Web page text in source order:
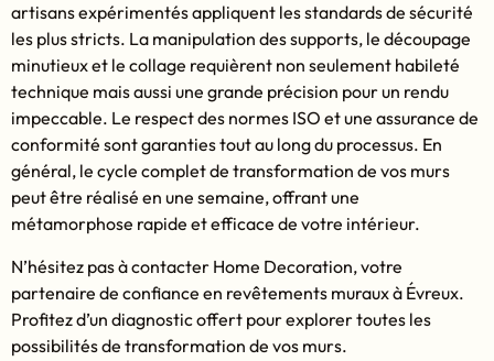
artisans expérimentés appliquent les standards de sécurité
les plus stricts. La manipulation des supports, le découpage
minutieux et le collage requièrent non seulement habileté
technique mais aussi une grande précision pour un rendu
impeccable. Le respect des normes ISO et une assurance de
conformité sont garanties tout au long du processus. En
général, le cycle complet de transformation de vos murs
peut être réalisé en une semaine, offrant une
métamorphose rapide et efficace de votre intérieur.
N’hésitez pas à contacter Home Decoration, votre
partenaire de confiance en revêtements muraux à Évreux.
Profitez d’un diagnostic offert pour explorer toutes les
possibilités de transformation de vos murs.